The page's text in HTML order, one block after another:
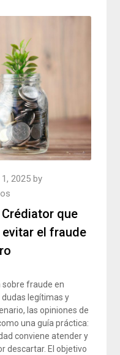
que
el fraude
2025by
sobre fraude en
legítimas y
las opiniones de
una guía práctica:
conviene atender y
descartar. El objetivo